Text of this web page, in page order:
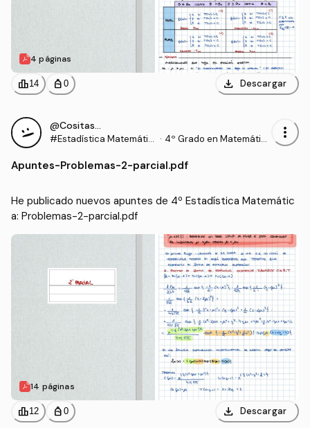
4 páginas
leaderboard14 personal_bag 0 download Descargar
@Cositas__
#Estadística Matemátic · 4º Grado en Matemátic
more_vert
Apuntes-Problemas-2-parcial.pdf
He publicado nuevos apuntes de 4º Estadística Matemátic
a: Problemas-2-parcial.pdf
14 páginas
leaderboard12 personal_bag 0 download Descargar